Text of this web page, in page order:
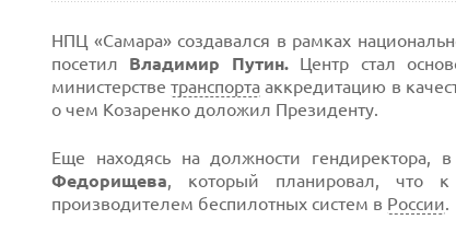
НПЦ «Самара» создавался в рамках
посетил Владимир Путин. Центр стал
министерстветранспорта аккредитацию в
о чем Козаренко доложил Президенту.
Еще находясь на должности гендиректора,
Федорищева, который планировал, что к
производителем беспилотных систем в России.